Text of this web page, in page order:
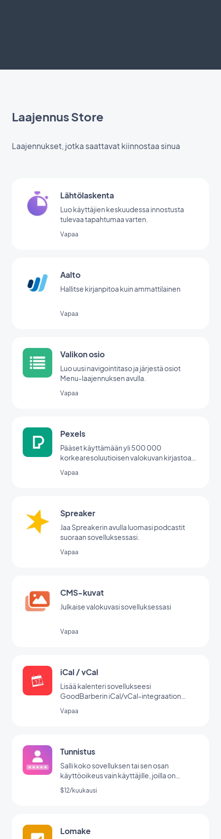
Laajennus Store
Laajennukset, jotka saattavat kiinnostaa sinua
Lähtölaskenta
Luo käyttäjien keskuudessa innostusta
tulevaa tapahtumaa varten.
Vapaa
Aalto
Hallitse kirjanpitoa kuin ammattilainen
Vapaa
Valikon osio
Luo uusi navigointitaso ja järjestä osiot
Menu-laajennuksen avulla.
Vapaa
Pexels
Pääset käyttämään yli 500 000
korkearesoluutioisen valokuvan kirjastoa
Vapaa
Spreaker
Jaa Spreakerin avulla luomasi podcastit
suoraan sovelluksessasi.
Vapaa
CMS-kuvat
Julkaise valokuvasi sovelluksessasi
Vapaa
iCal / vCal
Lisää kalenteri sovellukseesi
GoodBarberin iCal/vCal-integraation
Vapaa
Tunnistus
Salli koko sovelluksen tai sen osan
käyttöoikeus vain käyttäjille, joilla on
käyttäjätunnus/salasana.
$12/kuukausi
Lomake